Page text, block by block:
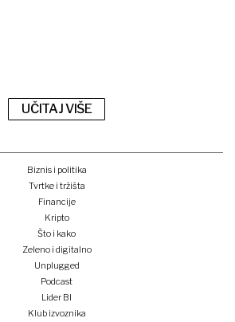
UČITAJ VIŠE
Biznis i politika
Tvrtke i tržišta
Financije
Kripto
Što i kako
Zeleno i digitalno
Unplugged
Podcast
Lider BI
Klub izvoznika